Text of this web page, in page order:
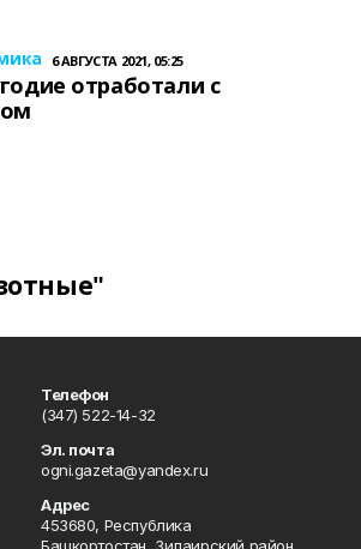
6 АВГУСТА 2021, 05:25
отработали с
Телефон
(347) 522-14-32
Эл. почта
ogni.gazeta@yandex.ru
Адрес
453680, Республика